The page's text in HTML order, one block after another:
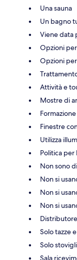
Una sauna
Un bagno
Viene data
Opzioni
Opzioni
Attività e
Mostre di
Finestre
Utilizza
Politica
Non sono
Non si
Non si
Non si
Solo tazze
Solo
Sala